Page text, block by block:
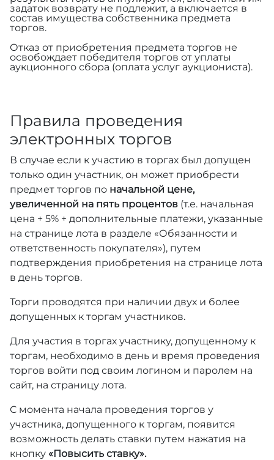
задаток возврату не подлежит, а включается в
состав имущества собственника предмета
торгов.
Отказ от приобретения предмета торгов не
освобождает победителя торгов от уплаты
аукционного сбора (оплата услуг аукциониста).
Правила проведения
электронных торгов
В случае если к участию в торгах был допущен
только один участник, он может приобрести
предмет торгов по начальной цене,
увеличенной на пять процентов (т.е. начальная
цена + 5% + дополнительные платежи, указанные
на странице лота в разделе «Обязанности и
ответственность покупателя»), путем
подтверждения приобретения на странице лота
в день торгов.
Торги проводятся при наличии двух и более
допущенных к торгам участников.
Для участия в торгах участнику, допущенному к
торгам, необходимо в день и время проведения
торгов войти под своим логином и паролем на
сайт, на страницу лота.
С момента начала проведения торгов у
участника, допущенного к торгам, появится
возможность делать ставки путем нажатия на
кнопку «Повысить ставку».